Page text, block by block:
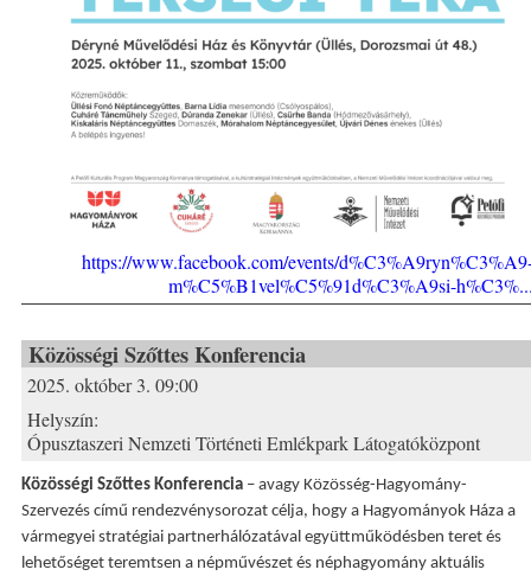
https://www.facebook.com/events/
m%C5%B1vel%C5%91d%C3%A9si-
Közösségi Szőttes Konferencia
2025. október 3. 09:00
Helyszín:
Ópusztaszeri Nemzeti Történeti Emlékpark Látogatóközpont
Közösségi Szőttes Konferencia – avagy Közösség-Hagyomány-
Szervezés című rendezvénysorozat célja, hogy a Hagyományok Háza a
vármegyei stratégiai partnerhálózatával együttműködésben teret és
lehetőséget teremtsen a népművészet és néphagyomány aktuális